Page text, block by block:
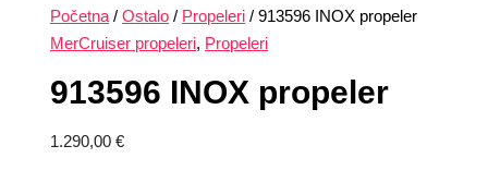
Početna /Ostalo / Propeleri / 913596 INOX propeler
MerCruiser propeleri, Propeleri
913596 INOX propeler
1.290,00€